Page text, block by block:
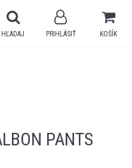
KOŠÍK
PRIHLÁSIŤ
HĽADAJ
PANTS